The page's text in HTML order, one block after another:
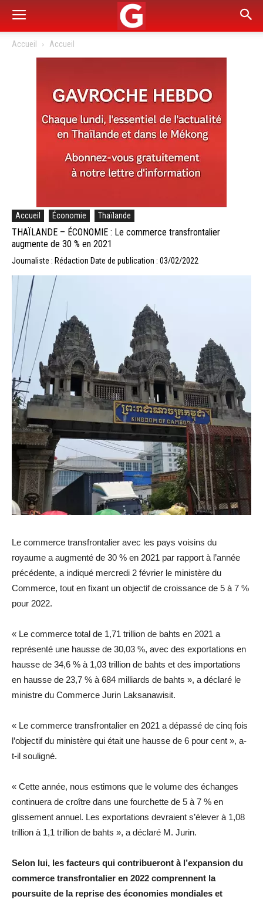
Accueil Accueil
Accueil Économie Thaïlande
THAÏLANDE – ÉCONOMIE : Le commerce transfrontalier
augmente de 30 % en 2021
Journaliste : Rédaction Date de publication : 03/02/2022
Le commerce transfrontalier avec les pays voisins du
royaume a augmenté de 30 % en 2021 par rapport à l’année
précédente, a indiqué mercredi 2 février le ministère du
Commerce, tout en fixant un objectif de croissance de 5 à 7 %
pour 2022.
« Le commerce total de 1,71 trillion de bahts en 2021 a
représenté une hausse de 30,03 %, avec des exportations en
hausse de 34,6 % à 1,03 trillion de bahts et des importations
en hausse de 23,7 % à 684 milliards de bahts », a déclaré le
ministre du Commerce Jurin Laksanawisit.
« Le commerce transfrontalier en 2021 a dépassé de cinq fois
l’objectif du ministère qui était une hausse de 6 pour cent », a-
t-il souligné.
« Cette année, nous estimons que le volume des échanges
continuera de croître dans une fourchette de 5 à 7 % en
glissement annuel. Les exportations devraient s’élever à 1,08
trillion à 1,1 trillion de bahts », a déclaré M. Jurin.
Selon lui, les facteurs qui contribueront à l’expansion du
commerce transfrontalier en 2022 comprennent la
poursuite de la reprise des économies mondiales et